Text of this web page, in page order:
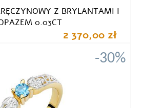
Z BRYLANTAMI I
0.03CT
2 370,00 zł
-30%